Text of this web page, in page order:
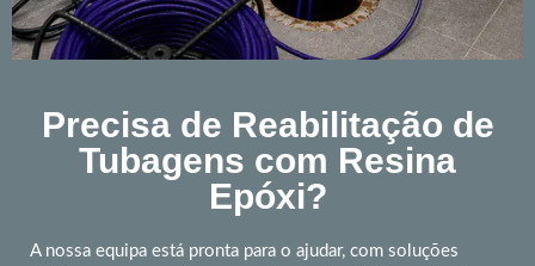
Precisa de Reabilitação de
Tubagens com Resina
Epóxi?
A nossa equipa está pronta para o ajudar, com soluções